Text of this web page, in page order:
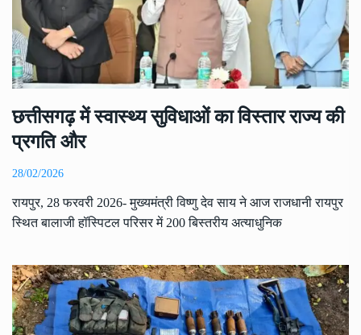
छत्तीसगढ़ में स्वास्थ्य सुविधाओं का विस्तार राज्य की
प्रगति और
28/02/2026
रायपुर, 28 फरवरी 2026- मुख्यमंत्री विष्णु देव साय ने आज राजधानी रायपुर
स्थित बालाजी हॉस्पिटल परिसर में 200 बिस्तरीय अत्याधुनिक